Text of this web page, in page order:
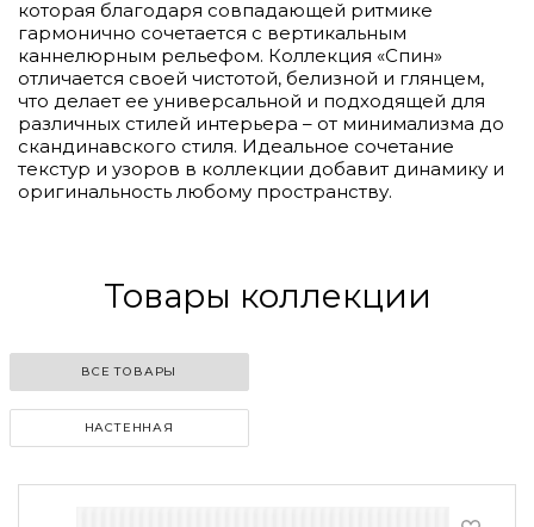
которая благодаря совпадающей ритмике
гармонично сочетается с вертикальным
каннелюрным рельефом. Коллекция «Спин»
отличается своей чистотой, белизной и глянцем,
что делает ее универсальной и подходящей для
различных стилей интерьера – от минимализма до
скандинавского стиля. Идеальное сочетание
текстур и узоров в коллекции добавит динамику и
оригинальность любому пространству.
Товары коллекции
ВСЕ ТОВАРЫ
НАСТЕННАЯ